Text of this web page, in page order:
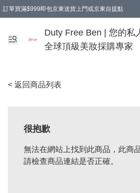
訂單買滿$999即包京東送貨上門或京東自提點
Duty Free Ben | 您的私
全球頂級美妝採購專家
< 返回商品列表
很抱歉
無法在網站上找到此商品，此商
請檢查商品連結是否正確。